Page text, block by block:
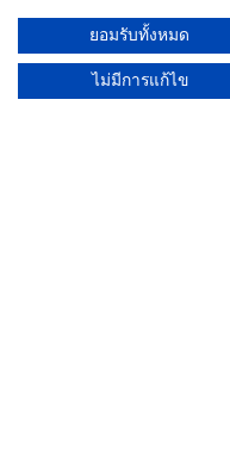
- เพื่อความสะดวกในการนัดหมายแ
ยอมรับทั้งหมด
ไม่มีการแก้ไข